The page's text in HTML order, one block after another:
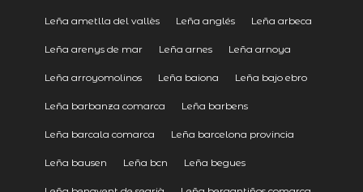
Leña ametlla del vallès Leña anglés Leña arbeca
Leña arenys de mar Leña arnes Leña arnoya
Leña arroyomolinos Leña baiona Leña bajo ebro
Leña barbanza comarca Leña barbens
Leña barcala comarca Leña barcelona provincia
Leña bausen Leña bcn Leña begues